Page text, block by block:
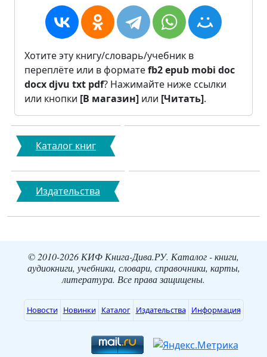
Хотите эту книгу/словарь/учебник в
переплёте или в форматеfb2epub mobi doc
docxdjvu txt pdf? Нажимайте ниже ссылки
или кнопки [В магазин] или [Читать].
Каталог книг
Издательства
© 2010-2026 КИФ Книга-Дива.РУ. Каталог - книги,
аудиокниги, учебники, словари, справочники, карты,
литература. Все права защищены.
Новости Новинки Каталог Издательства Информация